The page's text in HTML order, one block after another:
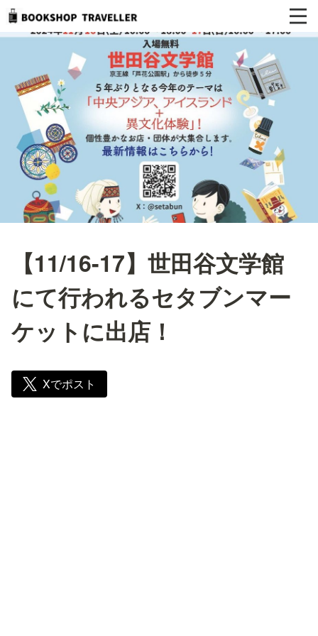
【11/16-17】世田谷文学館
にて行われるセタブンマー
ケットに出店！
Xでポスト